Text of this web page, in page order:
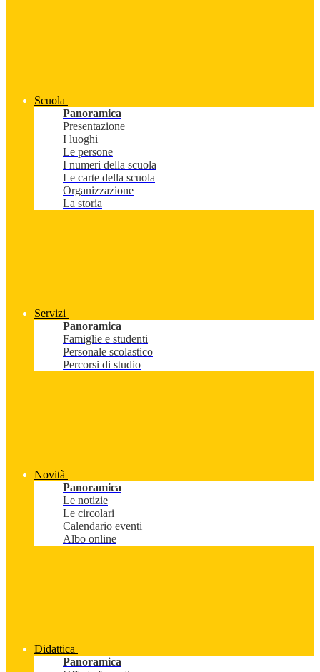
Scuola
Panoramica
Presentazione
I luoghi
Le persone
I numeri della scuola
Le carte della scuola
Organizzazione
La storia
Servizi
Panoramica
Famiglie e studenti
Personale scolastico
Percorsi di studio
Novità
Panoramica
Le notizie
Le circolari
Calendario eventi
Albo online
Didattica
Panoramica